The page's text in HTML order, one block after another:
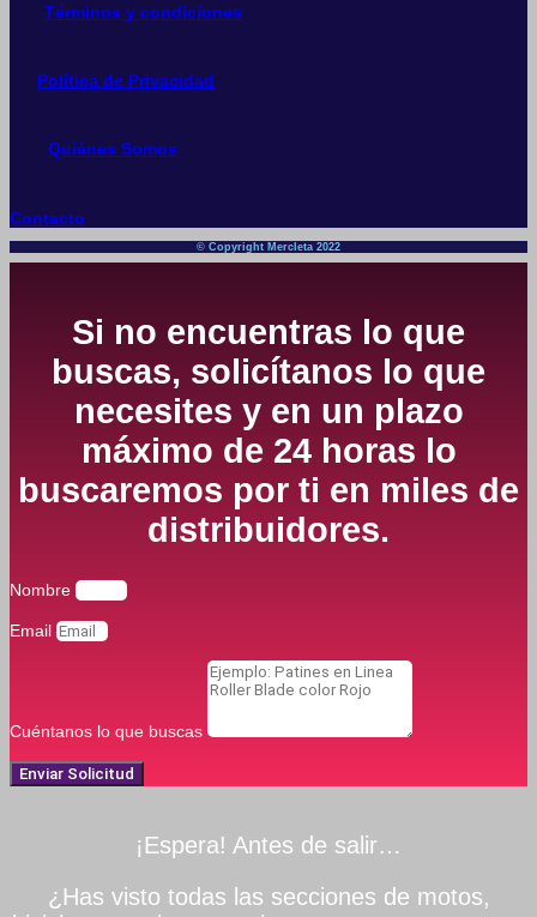
Términos y condiciones
Política de Privacidad
Quiénes Somos
Contacto
© Copyright Mercleta 2022
Si no encuentras lo que
buscas, solicítanos lo que
necesites y en un plazo
máximo de 24 horas lo
buscaremos por ti en miles de
distribuidores.
Nombre
Email
Cuéntanos lo que buscas
Enviar Solicitud
¡Espera! Antes de salir…
¿Has visto todas las secciones de motos,